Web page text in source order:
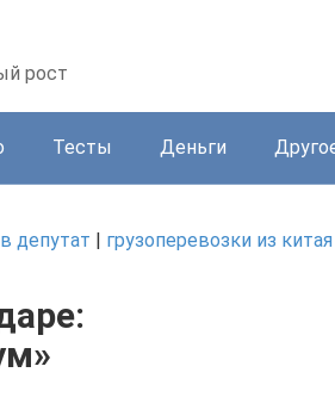
рост
Тесты Деньги
депутат | грузоперевозки из